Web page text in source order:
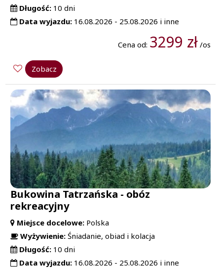
Długość: 10 dni
Data wyjazdu: 16.08.2026 - 25.08.2026 i inne
Cena od: 3299 zł/os
Zobacz
Bukowina Tatrzańska - obóz
rekreacyjny
Miejsce docelowe: Polska
Wyżywienie: Śniadanie, obiad i kolacja
Długość: 10 dni
Data wyjazdu: 16.08.2026 - 25.08.2026 i inne